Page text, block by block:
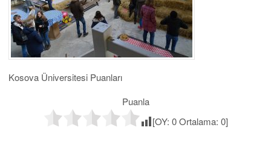
Kosova Üniversitesi Puanları
Puanla
[OY: 0Ortalama: 0]